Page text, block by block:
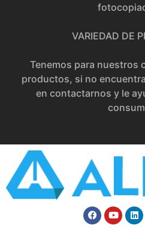
VARIEDAD DE
Tenemos para nuestros
productos, si no
en contactarnos y le